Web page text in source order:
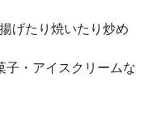
げたり焼いたり炒め
子・アイスクリームな